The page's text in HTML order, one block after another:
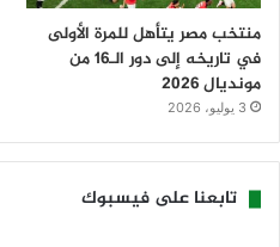
منتخب مصر يتأهل للمرة الأولى
في تاريخه إلى دور الـ16 من
مونديال 2026
3 يوليو، 2026
تابعنا على فيسبوك